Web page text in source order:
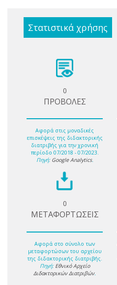
Στατιστικά χρήσης
0
ΠΡΟΒΟΛΕΣ
Αφορά στις μοναδικές
επισκέψεις της διδακτορικής
διατριβής για την χρονική
περίοδο 07/2018 - 07/2023.
Πηγή: Google Analytics.
0
ΜΕΤΑΦΟΡΤΩΣΕΙΣ
Αφορά στο σύνολο των
μεταφορτώσων του αρχείου
της διδακτορικής διατριβής.
Πηγή: Εθνικό Αρχείο
Διδακτορικών Διατριβών.